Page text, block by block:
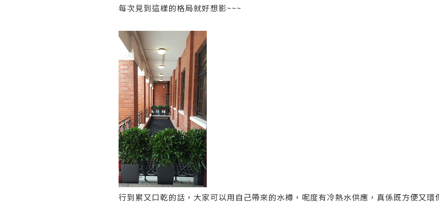
每次見到這樣的格局就好想影~~~
行到累又口乾的話，大家可以用自己帶來的水樽，呢度有冷熱水供應，真係既方便又